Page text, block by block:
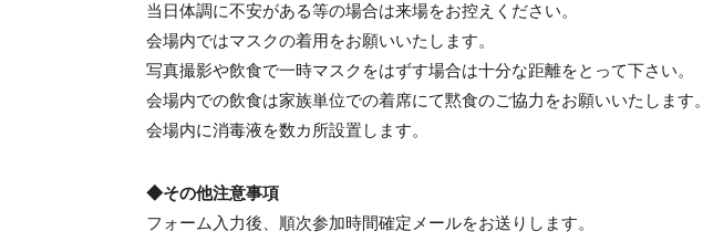
当日体調に不安がある等の場合は来場をお控えください。
会場内ではマスクの着用をお願いいたします。
写真撮影や飲食で一時マスクをはずす場合は十分な距離をとって下さい。
会場内での飲食は家族単位での着席にて黙食のご協力をお願いいたします。
会場内に消毒液を数カ所設置します。
◆その他注意事項
フォーム入力後、順次参加時間確定メールをお送りします。